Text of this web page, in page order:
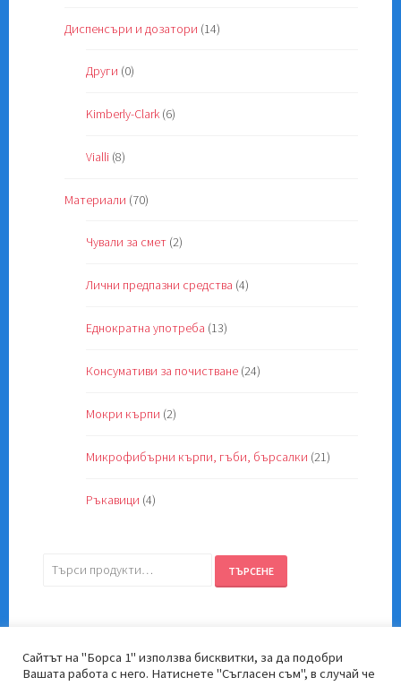
Диспенсъри и дозатори (14)
Други (0)
Kimberly-Clark (6)
Vialli (8)
Материали (70)
Чували за смет (2)
Лични предпазни средства (4)
Еднократна употреба (13)
Консумативи за почистване (24)
Мокри кърпи (2)
Микрофибърни кърпи, гъби, бърсалки (21)
Ръкавици (4)
Търсене
ТЪРСЕНЕ
Сайтът на "Борса 1" използва бисквитки, за да подобри
Вашата работа с него. Натиснете "Съгласен съм", в случай че